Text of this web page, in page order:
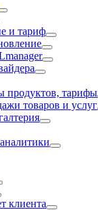
и тариф
продуктов, тарифы
товаров и услуг
клиента